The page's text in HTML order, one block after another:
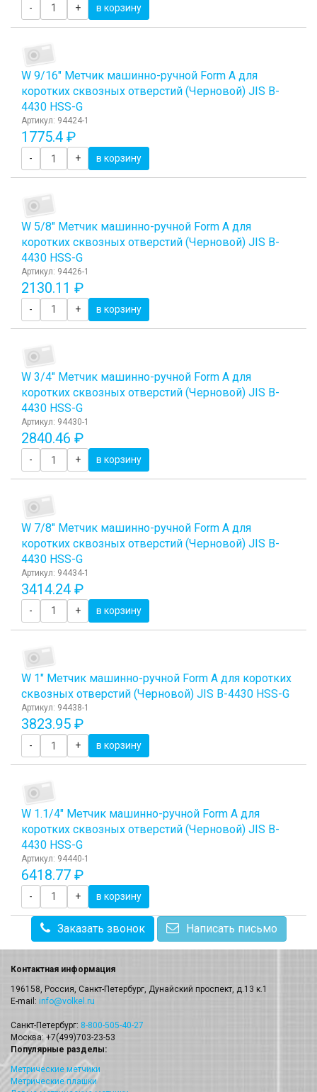
- + в корзину
W 9/16" Метчик машинно-ручной Form A для
коротких сквозных отверстий (Черновой) JIS B-
4430 HSS-G
Артикул: 94424-1
1775.4 ₽
- + в корзину
W 5/8" Метчик машинно-ручной Form A для
коротких сквозных отверстий (Черновой) JIS B-
4430 HSS-G
Артикул: 94426-1
2130.11 ₽
- + в корзину
W 3/4" Метчик машинно-ручной Form A для
коротких сквозных отверстий (Черновой) JIS B-
4430 HSS-G
Артикул: 94430-1
2840.46 ₽
- + в корзину
W 7/8" Метчик машинно-ручной Form A для
коротких сквозных отверстий (Черновой) JIS B-
4430 HSS-G
Артикул: 94434-1
3414.24 ₽
- + в корзину
W 1" Метчик машинно-ручной Form A для коротких
сквозных отверстий (Черновой) JIS B-4430 HSS-G
Артикул: 94438-1
3823.95 ₽
- + в корзину
W 1.1/4" Метчик машинно-ручной Form A для
коротких сквозных отверстий (Черновой) JIS B-
4430 HSS-G
Артикул: 94440-1
6418.77 ₽
- + в корзину
Заказать звонок Написать письмо
Контактная информация
196158, Россия, Санкт-Петербург, Дунайский проспект, д.13 к.1
E-mail: info@volkel.ru
Санкт-Петербург: 8-800-505-40-27
Москва: +7(499)703-23-53
Популярные разделы:
Метрические метчики
Метрические плашки